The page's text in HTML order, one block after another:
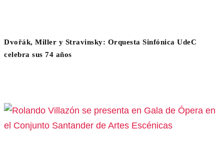
Dvořák, Miller y Stravinsky: Orquesta Sinfónica UdeC
celebra sus 74 años